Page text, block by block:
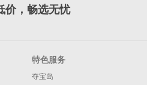
价，畅选无忧
特色服务
夺宝岛